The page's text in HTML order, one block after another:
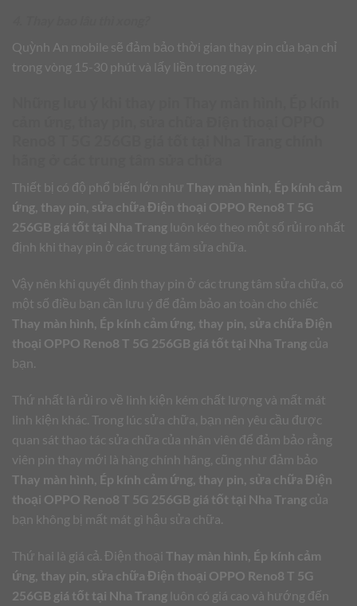
Quỳnh An mobile sẽ đảm bảo thời gian thay pin của bạn chỉ
trong vòng 15-30 phút và lấy liền trong ngày.
Thiết bị có độ phổ biến lớn như Thay màn hình, Ép kính cảm
ứng, thay pin, sửa chữa Điện thoại OPPO Reno8 T 5G
256GB giá tốt tại Nha Trang luôn kéo theo một số rủi ro nhất
định khi thay pin ở các trung tâm sửa chữa.
Vậy nên khi quyết định thay pin ở các trung tâm sửa chữa, có
một số điều bạn cần lưu ý để đảm bảo an toàn cho chiếc
Thay màn hình, Ép kính cảm ứng, thay pin, sửa chữa Điện
thoại OPPO Reno8 T 5G 256GB giá tốt tại Nha Trang của
bạn.
Thứ nhất là rủi ro về linh kiện kém chất lượng và mất mát
linh kiện khác. Trong lúc sửa chữa, bạn nên yêu cầu được
quan sát thao tác sửa chữa của nhân viên để đảm bảo rằng
viên pin thay mới là hàng chính hãng, cũng như đảm bảo
Thay màn hình, Ép kính cảm ứng, thay pin, sửa chữa Điện
thoại OPPO Reno8 T 5G 256GB giá tốt tại Nha Trang của
bạn không bị mất mát gì hậu sửa chữa.
Thứ hai là giá cả. Điện thoại Thay màn hình, Ép kính cảm
ứng, thay pin, sửa chữa Điện thoại OPPO Reno8 T 5G
256GB giá tốt tại Nha Trang luôn có giá cao và hướng đến